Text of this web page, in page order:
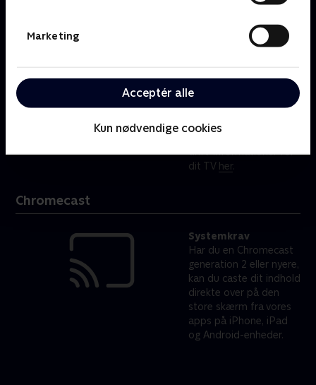
Marketing
Acceptér alle
Kun nødvendige cookies
Samsung Smart TV fra
2018 eller nyere
nyere
2021 eller nyere
drift-informationer for
dit TV her.
Chromecast
Systemkrav
Har du en Chromecast
generation 2 eller nyere,
kan du caste dit indhold
direkte over på den
store skærm fra vores
apps på iPhone, iPad
og Android-enheder.